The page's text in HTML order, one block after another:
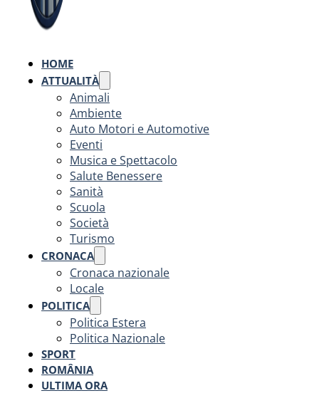
HOME
ATTUALITÀ
Animali
Ambiente
Auto Motori e Automotive
Eventi
Musica e Spettacolo
Salute Benessere
Sanità
Scuola
Società
Turismo
CRONACA
Cronaca nazionale
Locale
POLITICA
Politica Estera
Politica Nazionale
SPORT
ROMÂNIA
ULTIMA ORA